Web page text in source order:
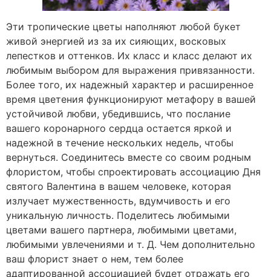
Эти тропические цветы наполняют любой букет
живой энергией из за их сияющих, восковых
лепестков и оттенков. Их класс и класс делают их
любимым выбором для выражения привязанности.
Более того, их надежный характер и расширенное
время цветения функционируют метафору в вашей
устойчивой любви, убедившись, что послание
вашего коронарного сердца остается яркой и
надежной в течение нескольких недель, чтобы
вернуться. Соединитесь вместе со своим родным
флористом, чтобы спроектировать ассоциацию Дня
святого Валентина в вашем человеке, которая
излучает мужественность, вдумчивость и его
уникальную личность. Поделитесь любимыми
цветами вашего партнера, любимыми цветами,
любимыми увлечениями и т. Д. Чем дополнительно
ваш флорист знает о нем, тем более
адаптированной ассоциацией будет отражать его